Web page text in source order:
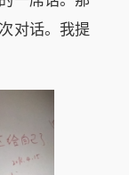
对话。我提